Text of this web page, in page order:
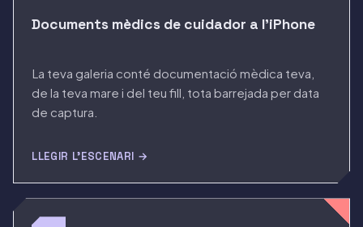
Documents mèdics de cuidador a l'iPhone
La teva galeria conté documentació mèdica teva,
de la teva mare i del teu fill, tota barrejada per data
de captura.
LLEGIR L'ESCENARI →